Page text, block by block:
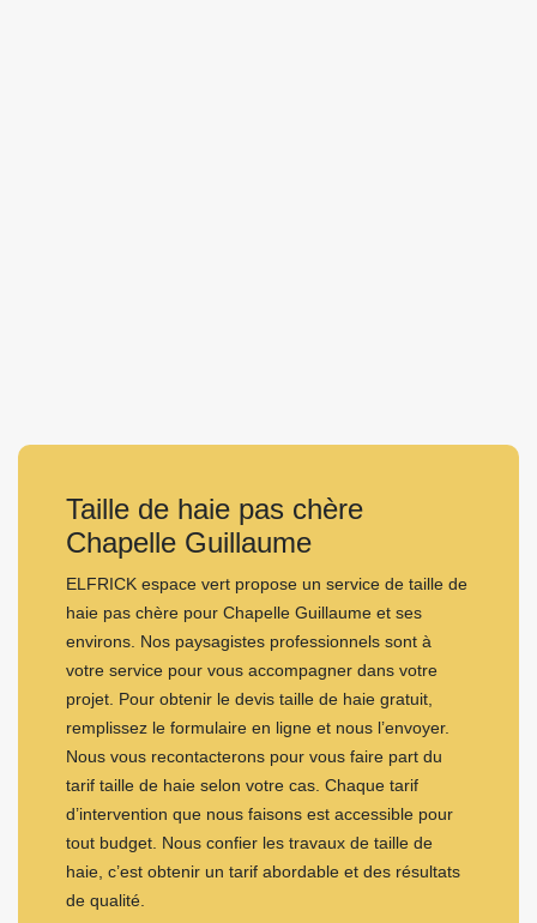
Taille de haie pas chère
Chapelle Guillaume
ELFRICK espace vert propose un service de taille de
haie pas chère pour Chapelle Guillaume et ses
environs. Nos paysagistes professionnels sont à
votre service pour vous accompagner dans votre
projet. Pour obtenir le devis taille de haie gratuit,
remplissez le formulaire en ligne et nous l’envoyer.
Nous vous recontacterons pour vous faire part du
tarif taille de haie selon votre cas. Chaque tarif
d’intervention que nous faisons est accessible pour
tout budget. Nous confier les travaux de taille de
haie, c’est obtenir un tarif abordable et des résultats
de qualité.